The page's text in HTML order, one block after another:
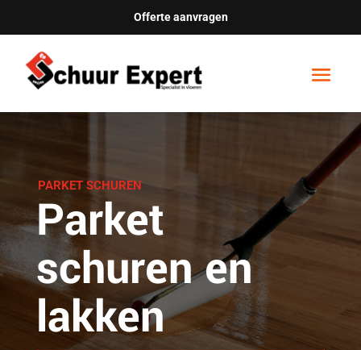
Offerte aanvragen
PARKET SCHUREN
Parket
schuren en
lakken